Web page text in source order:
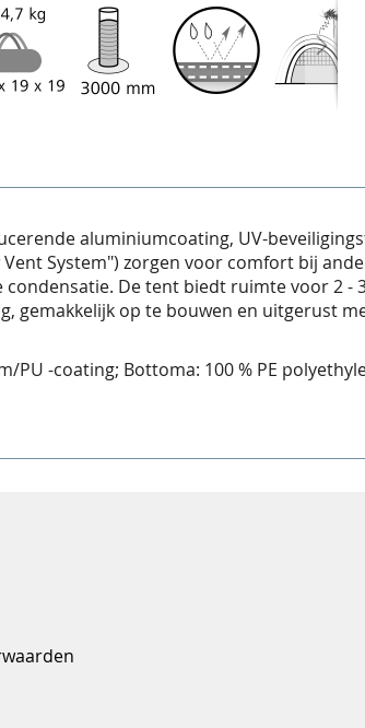
aluminiumcoating, UV-
System") zorgen voor comfort bij
De tent biedt ruimte voor 2 -
gemakkelijk op te bouwen en uitgerust
PU -coating; Bottoma: 100 % PE